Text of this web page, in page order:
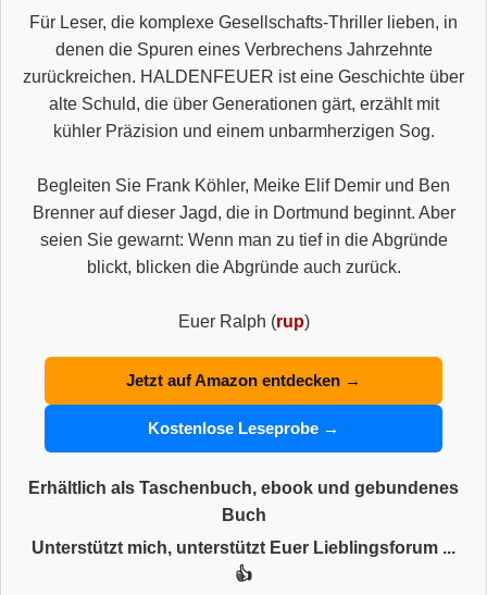
Für Leser, die komplexe Gesellschafts-Thriller lieben, in
denen die Spuren eines Verbrechens Jahrzehnte
zurückreichen. HALDENFEUER ist eine Geschichte über
alte Schuld, die über Generationen gärt, erzählt mit
kühler Präzision und einem unbarmherzigen Sog.
Begleiten Sie Frank Köhler, Meike Elif Demir und Ben
Brenner auf dieser Jagd, die in Dortmund beginnt. Aber
seien Sie gewarnt: Wenn man zu tief in die Abgründe
blickt, blicken die Abgründe auch zurück.
Euer Ralph (rup)
Jetzt auf Amazon entdecken →
Kostenlose Leseprobe →
Erhältlich als Taschenbuch, ebook und gebundenes
Buch
Unterstützt mich, unterstützt Euer Lieblingsforum ...
👍